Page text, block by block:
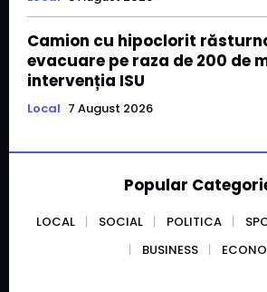
Camion cu hipoclorit
evacuare pe raza de 200 de
intervenția ISU
Local 7 August 2026
Popular
LOCAL SOCIAL POLITICA
BUSINESS